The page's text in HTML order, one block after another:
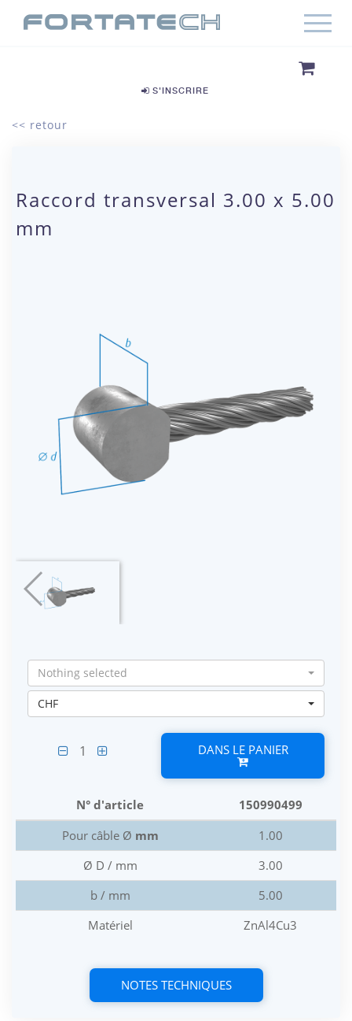
S'INSCRIRE
<< retour
Raccord transversal 3.00 x 5.00
mm
Nothing selected
CHF
1 DANS LE PANIER
N° d'article
150990499
Pour câble Ø mm
1.00
Ø D / mm
3.00
b / mm
5.00
Matériel
ZnAl4Cu3
NOTES TECHNIQUES